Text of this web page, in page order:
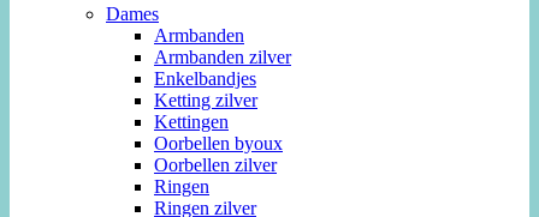
Dames
Armbanden
Armbanden zilver
Enkelbandjes
Ketting zilver
Kettingen
Oorbellen byoux
Oorbellen zilver
Ringen
Ringen zilver